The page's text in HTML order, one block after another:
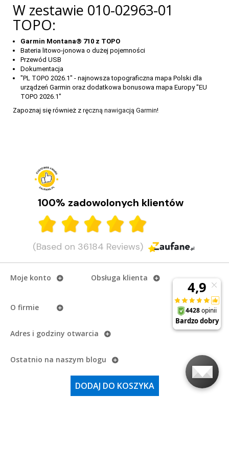
DODAJ DO KOSZYKA
W zestawie 010-02963-01
TOPO:
Garmin Montana® 710 z TOPO
Bateria litowo-jonowa o dużej pojemności
Przewód USB
Dokumentacja
"PL TOPO 2026.1" - najnowsza topograficzna mapa Polski dla
urządzeń Garmin oraz dodatkowa bonusowa mapa Europy "EU
TOPO 2026.1"
Zapoznaj się również z ręczną nawigacją Garmin!
Niezawodne nawigacje GPS dla aktywnych. Sprawdź, co potrafią i
wybierz model idealny dla siebie!
CZYTAJ DALEJ
100% zadowolonych klientów
(Based on 36184 Reviews)
Moje konto
O firmie
Obsługa klienta
Adres i godziny otwarcia
Ostatnio na naszym blogu
Najważniejsze kategorie